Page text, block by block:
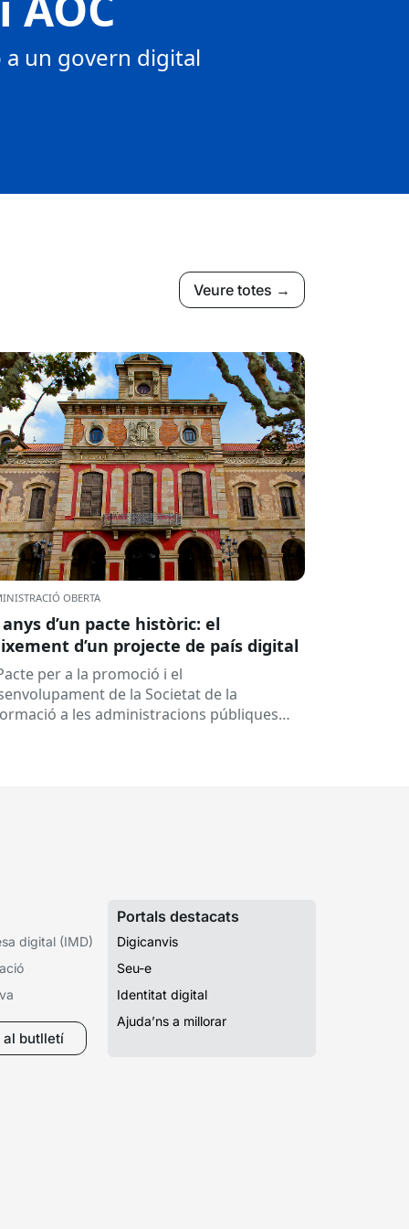
a un govern digital
Veure totes →
OBERTA
anys d’un pacte històric: el
d’un projecte de país digital
per a la promoció i el
de la Societat de la
a les administracions públiques
digital (IMD)
butlletí
Portals destacats
Digicanvis
Seu-e
Identitat digital
Ajuda’ns a millorar